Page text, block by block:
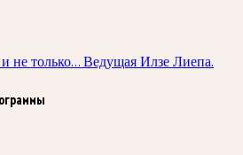
не только... Ведущая Илзе Лиепа.